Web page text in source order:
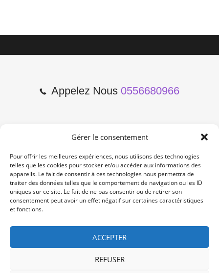
Gérer le consentement
Pour offrir les meilleures expériences, nous utilisons des technologies
telles que les cookies pour stocker et/ou accéder aux informations des
appareils. Le fait de consentir à ces technologies nous permettra de
traiter des données telles que le comportement de navigation ou les ID
uniques sur ce site. Le fait de ne pas consentir ou de retirer son
consentement peut avoir un effet négatif sur certaines caractéristiques
et fonctions.
ACCEPTER
REFUSER
Appelez Nous 0556680966
2 Cours de l'Yser 33800
Bordeaux
Lun-Samedi: 10:00 -19:00
Non Stop
/ /